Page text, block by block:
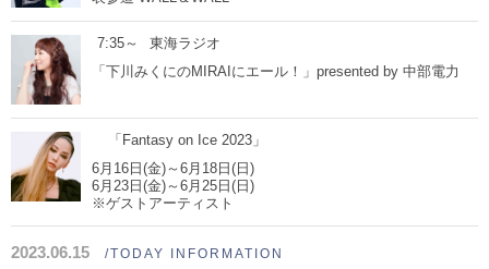
7:35～
東海ラジオ
「下川みくにのMIRAIにエール！」presented by 中部電力
「Fantasy on Ice 2023」
6月16日(金)～6月18日(日)
6月23日(金)～6月25日(日)
※ゲストアーティスト
2023.06.15 /TODAY INFORMATION